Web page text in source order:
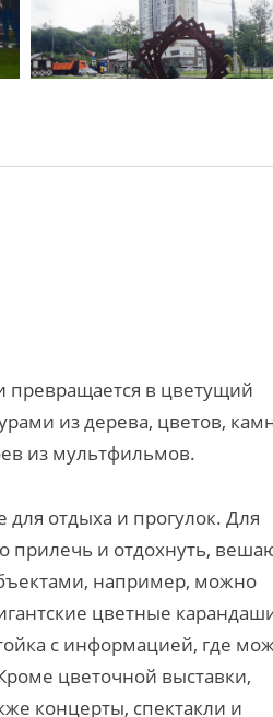
превращается в цветущий
из дерева, цветов,
из мультфильмов.
отдыха и прогулок. Для
прилечь и отдохнуть,
например, можно
цветные
с информацией, где
цветочной выставки,
концерты, спектакли и